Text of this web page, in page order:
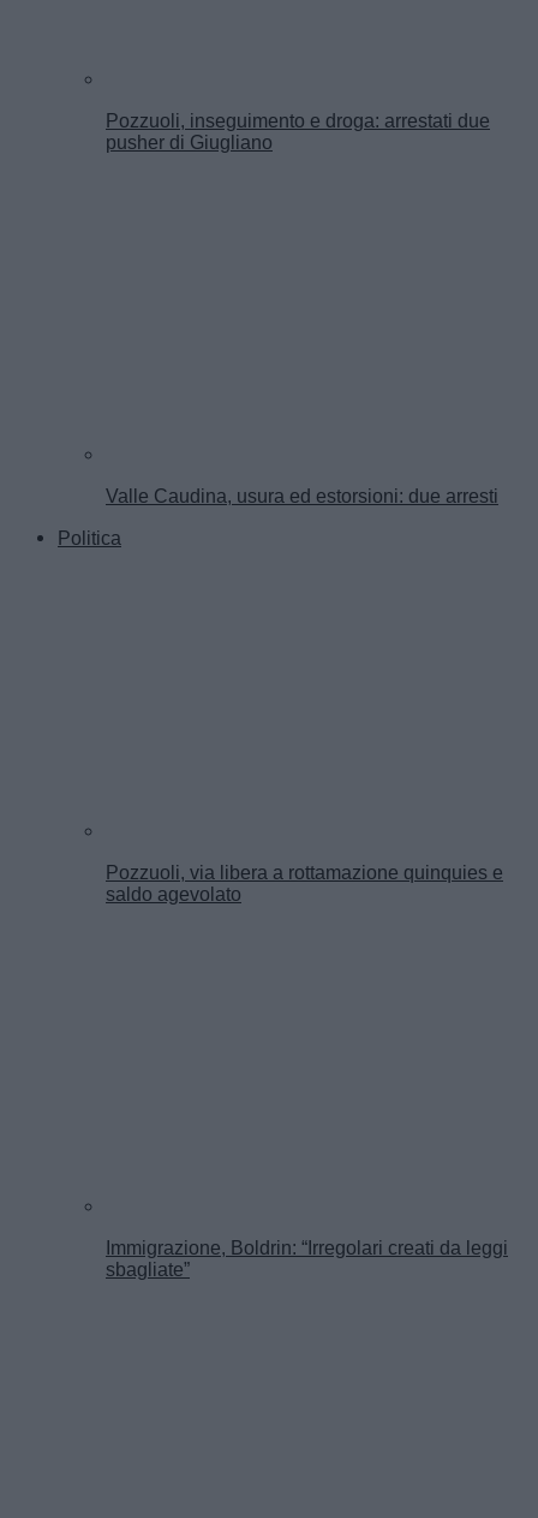
Pozzuoli, inseguimento e droga: arrestati due
pusher di Giugliano
Valle Caudina, usura ed estorsioni: due arresti
Politica
Pozzuoli, via libera a rottamazione quinquies e
saldo agevolato
Immigrazione, Boldrin: “Irregolari creati da leggi
sbagliate”